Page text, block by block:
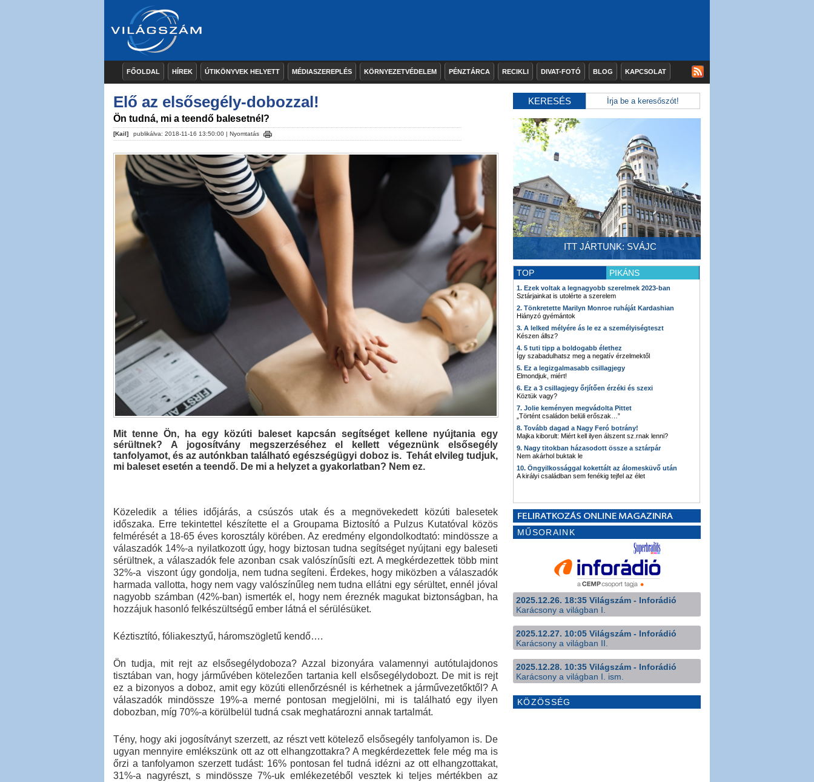
FŐOLDAL HÍREK ÚTIKÖNYVEK HELYETT MÉDIASZEREPLÉS KÖRNYEZETVÉDELEM PÉNZTÁRCA RECIKLI DIVAT-FOTÓ BLOG KAPCSOLAT
Elő az elsősegély-dobozzal!
Ön tudná, mi a teendő balesetnél?
[Kail] publikálva: 2018-11-16 13:50:00 | Nyomtatás
Mit tenne Ön, ha egy közúti baleset kapcsán segítséget kellene nyújtania egy
sérültnek? A jogosítvány megszerzéséhez el kellett végeznünk elsősegély
tanfolyamot, és az autónkban található egészségügyi doboz is. Tehát elvileg tudjuk,
mi baleset esetén a teendő. De mi a helyzet a gyakorlatban? Nem ez.
Közeledik a télies időjárás, a csúszós utak és a megnövekedett közúti balesetek
időszaka. Erre tekintettel készítette el a Groupama Biztosító a Pulzus Kutatóval közös
felmérését a 18-65 éves korosztály körében. Az eredmény elgondolkodtató: mindössze a
válaszadók 14%-a nyilatkozott úgy, hogy biztosan tudna segítséget nyújtani egy baleseti
sérültnek, a válaszadók fele azonban csak valószínűsíti ezt. A megkérdezettek több mint
32%-a viszont úgy gondolja, nem tudna segíteni. Érdekes, hogy miközben a válaszadók
harmada vallotta, hogy nem vagy valószínűleg nem tudna ellátni egy sérültet, ennél jóval
nagyobb számban (42%-ban) ismerték el, hogy nem éreznék magukat biztonságban, ha
hozzájuk hasonló felkészültségű ember látná el sérülésüket.
Kéztisztító, fóliakesztyű, háromszögletű kendő….
Ön tudja, mit rejt az elsősegélydoboza? Azzal bizonyára valamennyi autótulajdonos
tisztában van, hogy járművében kötelezően tartania kell elsősegélydobozt. De mit is rejt
ez a bizonyos a doboz, amit egy közúti ellenőrzésnél is kérhetnek a járművezetőktől? A
válaszadók mindössze 19%-a merné pontosan megjelölni, mi is található egy ilyen
dobozban, míg 70%-a körülbelül tudná csak meghatározni annak tartalmát.
Tény, hogy aki jogosítványt szerzett, az részt vett kötelező elsősegély tanfolyamon is. De
ugyan mennyire emlékszünk ott az ott elhangzottakra? A megkérdezettek fele még ma is
őrzi a tanfolyamon szerzett tudást: 16% pontosan fel tudná idézni az ott elhangzottakat,
31%-a nagyrészt, s mindössze 7%-uk emlékezetéből vesztek ki teljes mértékben az
KERESÉS
ITT JÁRTUNK: SVÁJC
TOP PIKÁNS
1. Ezek voltak a legnagyobb szerelmek 2023-ban
Sztárjainkat is utolérte a szerelem
2. Tönkretette Marilyn Monroe ruháját Kardashian
Hiányzó gyémántok
3. A lelked mélyére ás le ez a személyiségteszt
Készen állsz?
4. 5 tuti tipp a boldogabb élethez
Így szabadulhatsz meg a negatív érzelmektől
5. Ez a legizgalmasabb csillagjegy
Elmondjuk, miért!
6. Ez a 3 csillagjegy őrjítően érzéki és szexi
Köztük vagy?
7. Jolie keményen megvádolta Pittet
„Történt családon belüli erőszak…”
8. Tovább dagad a Nagy Feró botrány!
Majka kiborult: Miért kell ilyen álszent sz.rnak lenni?
9. Nagy titokban házasodott össze a sztárpár
Nem akárhol buktak le
10. Öngyilkossággal kokettált az álomesküvő után
A királyi családban sem fenékig tejfel az élet
MŰSORAINK
2025.12.26. 18:35 Világszám - Inforádió
Karácsony a világban I.
2025.12.27. 10:05 Világszám - Inforádió
Karácsony a világban II.
2025.12.28. 10:35 Világszám - Inforádió
Karácsony a világban I. ism.
KÖZÖSSÉG